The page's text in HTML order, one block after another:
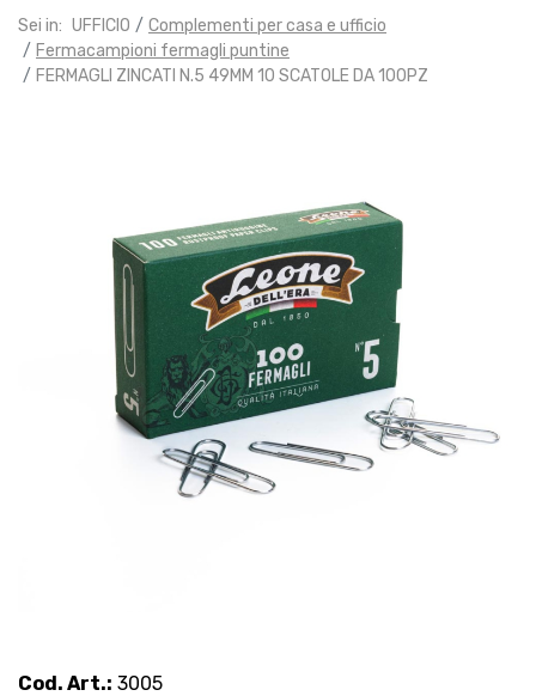
Sei in: UFFICIO
Complementi per casa e ufficio
Fermacampioni fermagli puntine
FERMAGLI ZINCATI N.5 49MM 10 SCATOLE DA 100PZ
Cod. Art.: 3005